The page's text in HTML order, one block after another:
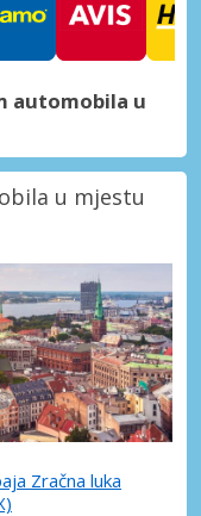
automobila u
u mjestu
Zračna luka